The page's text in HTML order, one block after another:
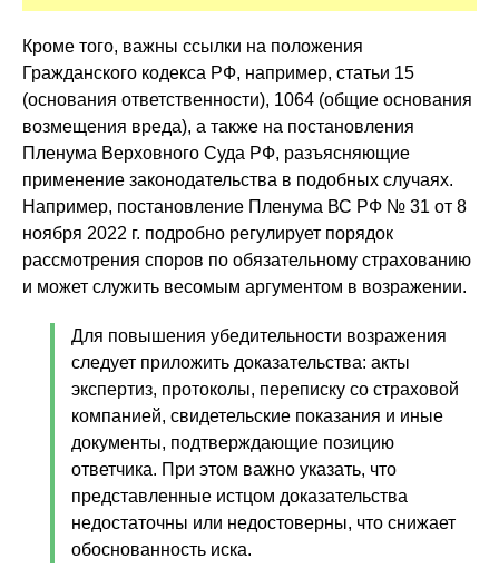
Кроме того, важны ссылки на положения
Гражданского кодекса РФ, например, статьи 15
(основания ответственности), 1064 (общие основания
возмещения вреда), а также на постановления
Пленума Верховного Суда РФ, разъясняющие
применение законодательства в подобных случаях.
Например, постановление Пленума ВС РФ № 31 от 8
ноября 2022 г. подробно регулирует порядок
рассмотрения споров по обязательному страхованию
и может служить весомым аргументом в возражении.
Для повышения убедительности возражения
следует приложить доказательства: акты
экспертиз, протоколы, переписку со страховой
компанией, свидетельские показания и иные
документы, подтверждающие позицию
ответчика. При этом важно указать, что
представленные истцом доказательства
недостаточны или недостоверны, что снижает
обоснованность иска.